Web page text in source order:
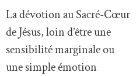
La dévotion au Sacré-Cœur
de Jésus, loin d’être une
sensibilité marginale ou
une simple émotion